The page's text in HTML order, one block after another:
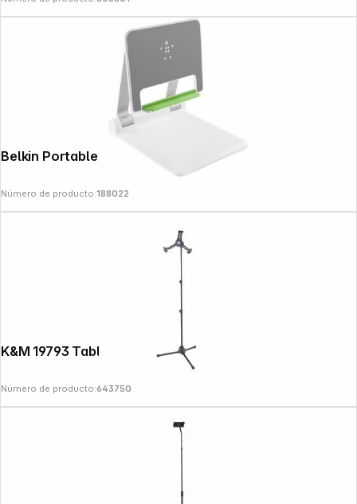
Belkin Portable Tablet Stage B2B118
Número de producto:188022
K&M 19793 Tablet PC Stand black
Número de producto:643750